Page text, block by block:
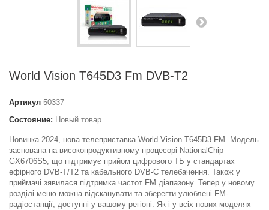
World Vision T645D3 Fm DVB-T2
Артикул 50337
Состояние: Новый товар
Новинка 2024, нова телеприставка World Vision T645D3 FM. Модель
заснована на високопродуктивному процесорі NationalChip
GX6706S5, що підтримує прийом цифрового ТБ у стандартах
ефірного DVB-T/T2 та кабельного DVB-C телебачення. Також у
приймачі зявилася підтримка частот FM діапазону. Тепер у новому
розділі меню можна відсканувати та зберегти улюблені FM-
радіостанції, доступні у вашому регіоні. Як і у всіх нових моделях